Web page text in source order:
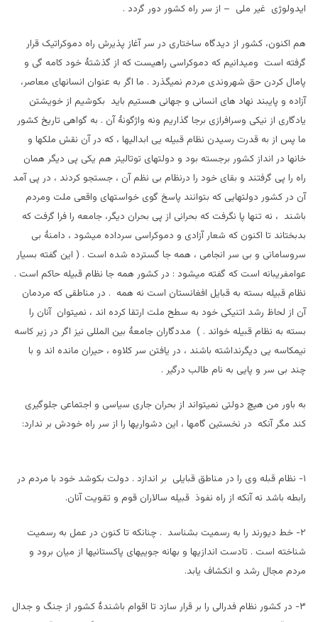
ایدولوژی غیر ملی – از سر راه کشور دور گردد .
هم اکنون، کشور از دیدگاه ساختاری در سر آغاز پذیرش راه دموکراتیک قرار
گرفته است ومیدانیم که دموکراسی راهیست که از گذشتۀ خود کامه گی و
پامال کردن حق شهروندی مردم نمیگذرد . ما اگر به عنوان انسانهای معاصر،
آزاده و پایبند نهاد های انسانی و جهانی هستیم باید بکوشیم از خویشتن
یادگاری از نیکی وسرافرازی برجا گذاریم ونه واژگونۀ آن . به گواهی تاریخ کشور
ما پس از به قدرت رسیدن نظام قبیله یی ابدالیها ، که در آن نقش ملکها و
خانها در انداز کشور برجسته بود و دولتهای توتالیتر هم یکی پی دیگر همان
راه را پی گرفتند و بقای خود را درنظام بی نظم آن ، جستجو کردند ، در پی آمد
آن در کشور دولتهایی که بتوانند پاسخ گوی خواستهای واقعی ملت ومردم
باشند ، نه تنها پا نگرفت که بحرانی از پی بحران دیگر، جامعه را فرا گرفت که
بدبختاند تا اکنون که شعار آزادی و دموکراسی سرداده میشود ، دامنۀ بی
سروسامانی و بی سر انجامی ، همه جا گسترده شده است . ( این گفته بسیار
عوامفریبانه است که گفته میشود : در کشور همه جا نظام قبیله حاکم است .
نظام قبیله بسته به قبایل افغانستان است نه همه . در مناطقی که مردمان
آن از لحاظ رشد اتنیکی خود به سطح ملت ارتقا کرده اند ، نمیتوان آنان را
بسته به نظام قبیله خواند . ) مددگاران جامعۀ بین المللی نیز اگر در زیر کاسه
نیمکاسه یی دیگرنداشته باشند ، در یافتن سر کلاوه ، حیران مانده اند و با
چند بی سر و پایی به نام طالب درگیر .
به باور من هیچ دولتی نمیتواند از بحران جاری سیاسی و اجتماعی جلوگیری
کند مگر آنکه در نخستین گامها ، این دشواریها را از سر راه خودش بر ندارد:
۱- نظام قبله وی را در مناطق قبایلی بر اندازد . دولت بکوشد خود با مردم در
رابطه باشد نه آنکه از راه نفوذ قبیله سالاران قوم و تقویت آنان.
٢- خط دیورند را به رسمیت بشناسد . چنانکه تا کنون در عمل به رسمیت
شناخته است . تادست اندازیها و بهانه جوییهای پاکستانیها از میان برود و
مردم مجال رشد و انکشاف یابد.
۳- در کشور نظام فدرالی را بر قرار سازد تا اقوام باشندۀ کشور از جنگ و جدال